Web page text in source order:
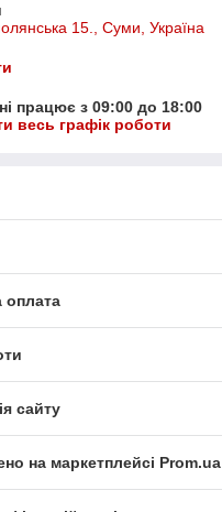
15., Суми, Україна
працює з 09:00 до 18:00
весь графік роботи
оплата
сайту
на маркетплейсі Prom.ua